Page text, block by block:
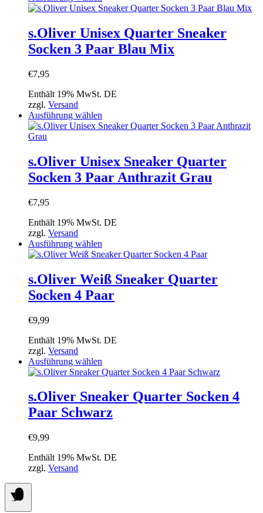
gewählt
Produkt
mehrere
Varianten
auf.
auf
gewählt
s.Oliver Unisex Quarter Sneaker
Socken 3 Paar Blau Mix
€7,95
Enthält 19% MwSt. DE
zzgl. Versand
Ausführung wählen
Produkt
Varianten
auf.
Die
der
werden
s.Oliver Unisex Sneaker Quarter
Socken 3 Paar Anthrazit Grau
€7,95
Enthält 19% MwSt. DE
zzgl. Versand
Ausführung wählen
Produkt
mehrere
Varianten
auf.
auf
gewählt
s.Oliver Weiß Sneaker Quarter
Socken 4 Paar
€9,99
Enthält 19% MwSt. DE
zzgl. Versand
Ausführung wählen
Produkt
mehrere
Varianten
auf.
auf
s.Oliver Sneaker Quarter Socken 4
Paar Schwarz
€9,99
Enthält 19% MwSt. DE
zzgl. Versand